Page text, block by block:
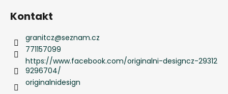
Kontakt
granitcz@seznam.cz
771157099
https://www.facebook.com/originalni-designcz-29312
9296704/
originalnidesign